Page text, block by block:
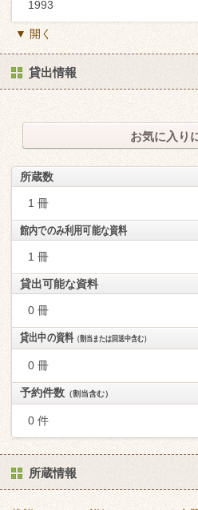
1993
▼ 開く
貸出情報
お気に入り
所蔵数
1 冊
館内でのみ利用可能な資料
1 冊
貸出可能な資料
0 冊
貸出中の資料（割当または回送中含む）
0 冊
予約件数 （割当含む）
0 件
所蔵情報